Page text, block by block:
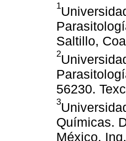
1
Saltillo,
2
56230.
3
Químicas.
México.